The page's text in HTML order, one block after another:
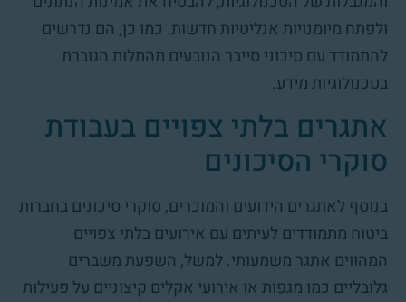
ולפתח מיומנויות אנליטיות חדשות. כמו כן, הם נדרשים
להתמודד עם סיכוני סייבר הנובעים מהתלות הגוברת
בטכנולוגיות מידע.
אתגרים בלתי צפויים בעבודת
סוקרי הסיכונים
בנוסף לאתגרים הידועים והמוכרים, סוקרי סיכונים בחברות
ביטוח מתמודדים לעיתים עם אירועים בלתי צפויים
המהווים אתגר משמעותי. למשל, השפעת משברים
גלובליים כמו מגפות או אירועי אקלים קיצוניים על פעילות